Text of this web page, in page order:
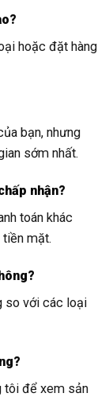
hoặc đặt hàng
bạn, nhưng
sớm nhất.
nhận?
toán khác
tiền mặt.
so với các loại
tôi để xem sản